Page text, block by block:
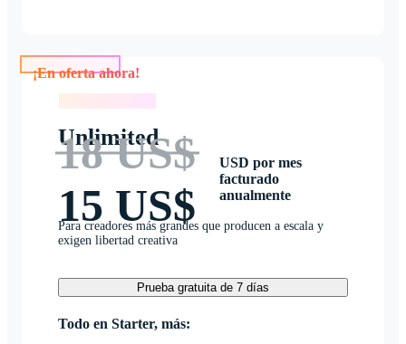
Unlimited
18 US$
15 US$
USD por mes
facturado
anualmente
Para creadores más grandes que producen a escala y
exigen libertad creativa
Prueba gratuita de 7 días
Todo en Starter, más: